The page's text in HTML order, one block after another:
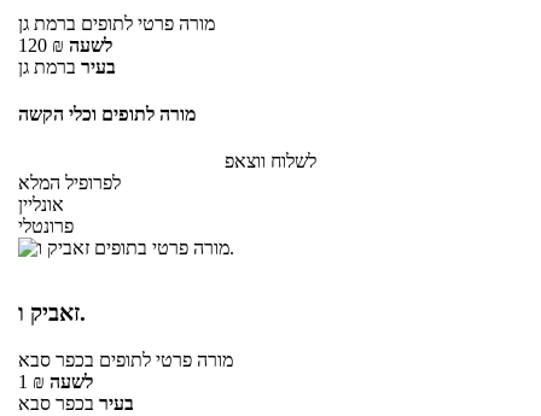
מורה פרטי לתופים ברמת גן
120 ₪ לשעה
בעיר ברמת גן
מורה לתופים וכלי הקשה
לשלוח ווצאפ
לפרופיל המלא
אונליין
פרונטלי
זאביק ו.
מורה פרטי לתופים בכפר סבא
1 ₪ לשעה
בעיר בכפר סבא